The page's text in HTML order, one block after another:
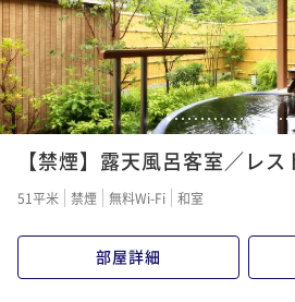
123456789101112131415161718 19
【禁煙】露天風呂客室／レ
51平米 禁煙 無料Wi-Fi 和室
部屋詳細